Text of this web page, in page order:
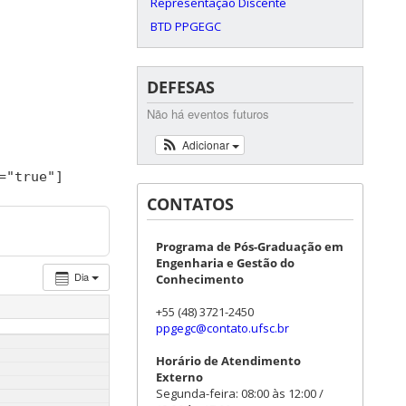
"true" ]
Dia
BTD PPGEGC
DEFESAS
Não há eventos futuros
Adicionar
CONTATOS
Programa de Pós-Graduação em
Engenharia e Gestão do
Conhecimento
+55 (48) 3721-2450
ppgegc@contato.ufsc.br
Horário de Atendimento
Externo
Segunda-feira: 08:00 às 12:00 /